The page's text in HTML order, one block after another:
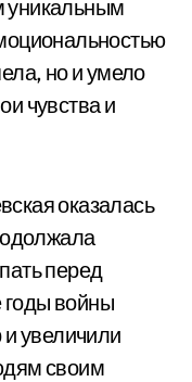
уникальным
но и умело
чувства и
оказалась
перед
войны
и увеличили
своим